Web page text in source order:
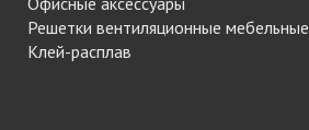
Решетки вентиляционные мебельные
Клей-расплав